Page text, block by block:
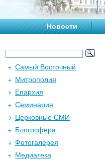
Новости
Самый Восточный
Митрополия
Епархия
Семинария
Церковные СМИ
Блогосфера
Фотогалерея
Медиатека